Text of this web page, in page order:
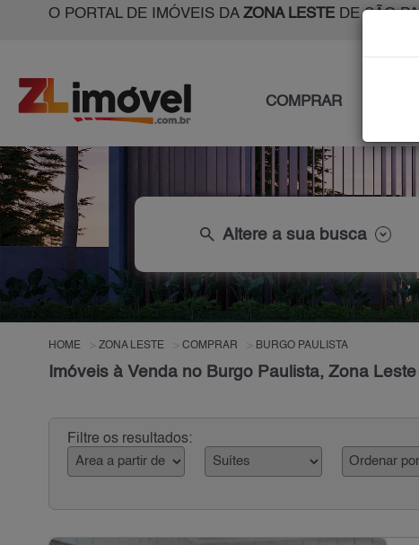
O PORTAL DE IMÓVEIS DA ZONA LESTEDE SÃO
COMPRAR
search Altere a sua busca
HOME ZONA LESTE COMPRAR BURGO PAULISTA
Imóveis à Venda no Burgo Paulista, Zona
Filtre os resultados: